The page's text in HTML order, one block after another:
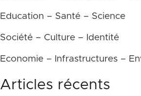
Education – Santé – Science
Société – Culture – Identité
Economie – Infrastructures –
Articles récents